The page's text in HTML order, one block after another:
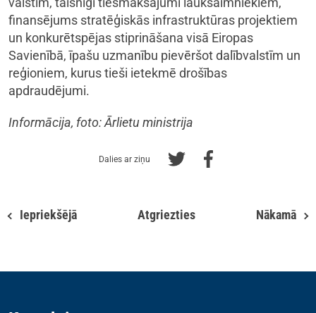
finansējums stratēģiskās infrastruktūras projektiem
un konkurētspējas stiprināšana visā Eiropas
Savienībā, īpašu uzmanību pievēršot dalībvalstīm un
reģioniem, kurus tieši ietekmē drošības
apdraudējumi.
Informācija, foto: Ārlietu ministrija
Dalies ar ziņu
Iepriekšējā Atgriezties Nākamā